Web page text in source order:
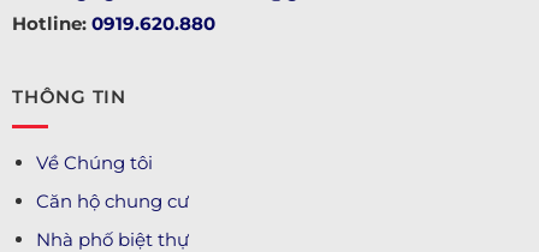
Hotline: 0919.620.880
THÔNG TIN
Về Chúng tôi
Căn hộ chung cư
Nhà phố biệt thự